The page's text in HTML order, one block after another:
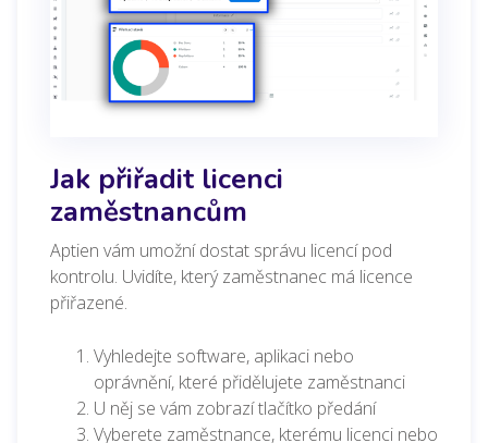
Jak přiřadit licenci
zaměstnancům
Aptien vám umožní dostat správu licencí pod
kontrolu. Uvidíte, který zaměstnanec má licence
přiřazené.
Vyhledejte software, aplikaci nebo
oprávnění, které přidělujete zaměstnanci
U něj se vám zobrazí tlačítko předání
Vyberete zaměstnance, kterému licenci nebo